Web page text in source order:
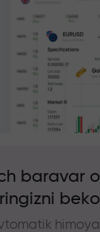
baravar